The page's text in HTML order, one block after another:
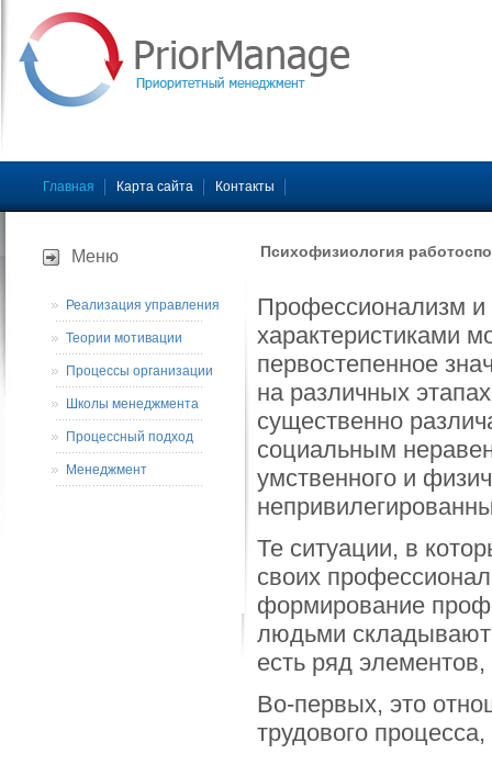
Главная Карта сайта Контакты
Психофизиология
Профессионализм
характеристиками
первостепенное
на различных
существенно
социальным
умственного и
Те ситуации, в
своих
формирование
людьми
есть ряд
Во-первых, это
трудового процесса,
Меню
Реализация управления
Теории мотивации
Процессы организации
Школы менеджмента
Процессный подход
Менеджмент